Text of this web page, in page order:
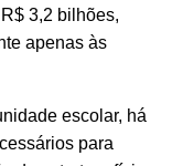
3,2 bilhões,
apenas às
escolar, há
para